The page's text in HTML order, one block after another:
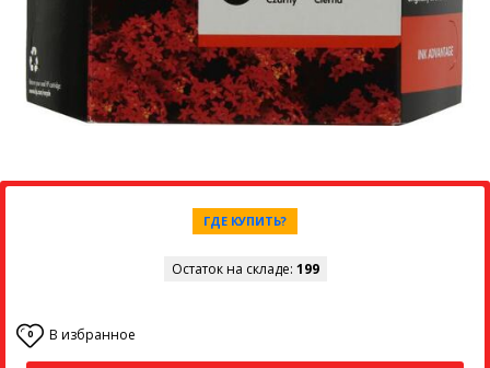
ГДЕ КУПИТЬ?
Остаток на складе: 199
0 В избранное